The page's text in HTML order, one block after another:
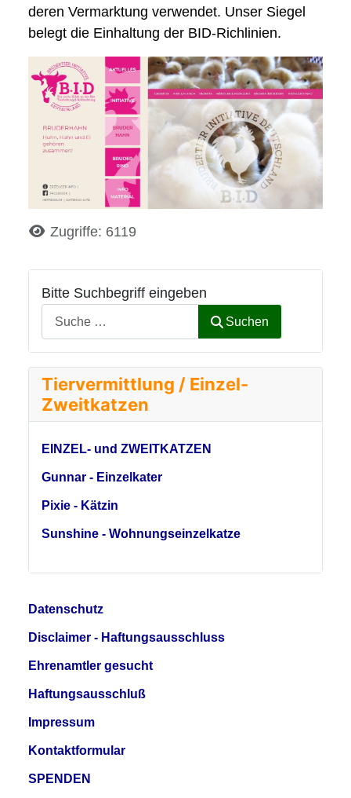
Bitte Suchbegriff eingeben
Suchen
Tiervermittlung / Einzel-
Zweitkatzen
EINZEL- und ZWEITKATZEN
Gunnar - Einzelkater
Pixie - Kätzin
Sunshine - Wohnungseinzelkatze
deren Vermarktung verwendet. Unser Siegel
belegt die Einhaltung der BID-Richlinien.
DetailsZugriffe: 6119
Datenschutz
Disclaimer - Haftungsausschluss
Ehrenamtler gesucht
Haftungsausschluß
Impressum
Kontaktformular
SPENDEN